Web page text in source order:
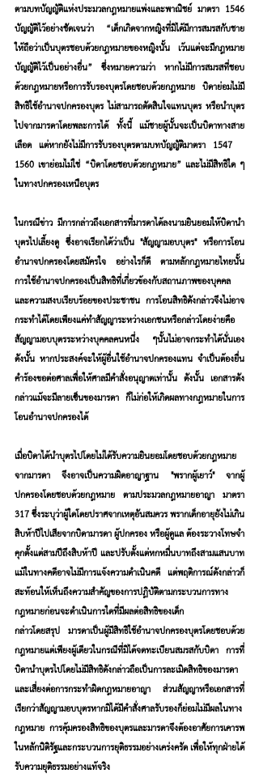
ตามบทบัญญัติแห่งประมวลกฎหมายแพ่งและพาณิชย์ มาตรา 1546
บัญญัติไว้อย่างชัดเจนว่า “เด็กเกิดจากหญิงที่มิได้มีการสมรสกับชาย
ให้ถือว่าเป็นบุตรชอบด้วยกฎหมายของหญิงนั้น เว้นแต่จะมีกฎหมาย
บัญญัติไว้เป็นอย่างอื่น” ซึ่งหมายความว่า หากไม่มีการสมรสที่ชอบ
ด้วยกฎหมายหรือการรับรองบุตรโดยชอบด้วยกฎหมาย บิดาย่อมไม่มี
สิทธิใช้อำนาจปกครองบุตร ไม่สามารถตัดสินใจแทนบุตร หรือนำบุตร
ไปจากมารดาโดยพละการได้ ทั้งนี้ แม้ชายผู้นั้นจะเป็นบิดาทางสาย
เลือด แต่หากยังไม่มีการรับรองบุตรตามบทบัญญัติมาตรา 1547 –
1560 เขาย่อมไม่ใช่ “บิดาโดยชอบด้วยกฎหมาย” และไม่มีสิทธิใด ๆ
ในทางปกครองเหนือบุตร
ในกรณีข่าว มีการกล่าวถึงเอกสารที่มารดาได้ลงนามยินยอมให้บิดานำ
บุตรไปเลี้ยงดู ซึ่งอาจเรียกได้ว่าเป็น "สัญญามอบบุตร" หรือการโอน
อำนาจปกครองโดยสมัครใจ อย่างไรก็ดี ตามหลักกฎหมายไทยนั้น
การใช้อำนาจปกครองเป็นสิทธิที่เกี่ยวข้องกับสถานภาพของบุคคล
และความสงบเรียบร้อยของประชาชน การโอนสิทธิดังกล่าวจึงไม่อาจ
กระทำได้โดยเพียงแค่ทำสัญญาระหว่างเอกชนหรือกล่าวโดยง่ายคือ
สัญญามอบบุตรระหว่างบุคคลคนหนึ่ง ๆนั้นไม่อาจกระทำได้นั่นเอง
ดังนั้น หากประสงค์จะให้ผู้อื่นใช้อำนาจปกครองแทน จำเป็นต้องยื่น
คำร้องขอต่อศาลเพื่อให้ศาลมีคำสั่งอนุญาตเท่านั้น ดังนั้น เอกสารดัง
กล่าวแม้จะมีลายเซ็นของมารดา ก็ไม่ก่อให้เกิดผลทางกฎหมายในการ
โอนอำนาจปกครองได้
เมื่อบิดาได้นำบุตรไปโดยไม่ได้รับความยินยอมโดยชอบด้วยกฎหมาย
จากมารดา จึงอาจเป็นความผิดอาญาฐาน "พรากผู้เยาว์" จากผู้
ปกครองโดยชอบด้วยกฎหมาย ตามประมวลกฎหมายอาญา มาตรา
317 ซึ่งระบุว่าผู้ใดโดยปราศจากเหตุอันสมควร พรากเด็กอายุยังไม่เกิน
สิบห้าปีไปเสียจากบิดามารดา ผู้ปกครอง หรือผู้ดูแล ต้องระวางโทษจํา
คุกตั้งแต่สามปีถึงสิบห้าปี และปรับตั้งแต่หกหมื่นบาทถึงสามแสนบาท
แม้ในทางคดีอาจไม่มีการแจ้งความดำเนินคดี แต่พฤติการณ์ดังกล่าวก็
สะท้อนให้เห็นถึงความสำคัญของการปฏิบัติตามกระบวนการทาง
กฎหมายก่อนจะดำเนินการใดที่มีผลต่อสิทธิของเด็ก
กล่าวโดยสรุป มารดาเป็นผู้มีสิทธิใช้อำนาจปกครองบุตรโดยชอบด้วย
กฎหมายแต่เพียงผู้เดียวในกรณีที่มิได้จดทะเบียนสมรสกับบิดา การที่
บิดานำบุตรไปโดยไม่มีสิทธิดังกล่าวถือเป็นการละเมิดสิทธิของมารดา
และเสี่ยงต่อการกระทำผิดกฎหมายอาญา ส่วนสัญญาหรือเอกสารที่
เรียกว่าสัญญามอบบุตรหากมิได้มีคำสั่งศาลรับรองก็ย่อมไม่มีผลในทาง
กฎหมาย การคุ้มครองสิทธิของบุตรและมารดาจึงต้องอาศัยการเคารพ
ในหลักนิติรัฐและกระบวนการยุติธรรมอย่างเคร่งครัด เพื่อให้ทุกฝ่ายได้
รับความยุติธรรมอย่างแท้จริง